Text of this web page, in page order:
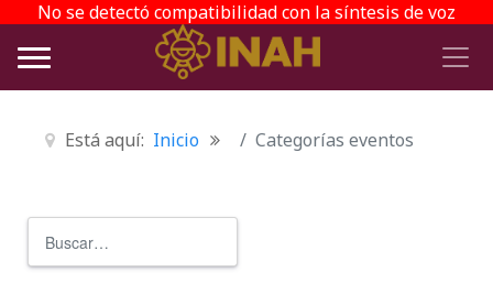
No se detectó compatibilidad con la síntesis de voz
Está aquí: Inicio Categorías eventos